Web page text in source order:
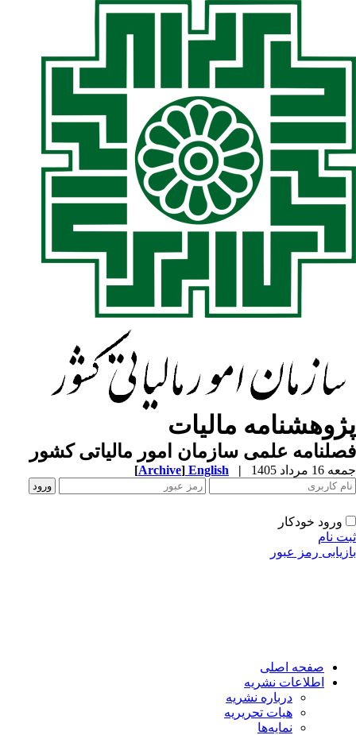
مالیات
علمی سازمان امور مالیاتی کشور
مرداد 1405 |
English
[Archive]
ورود خودکار
نام
رمز عبور
صفحه اصلی
اطلاعات نشریه
درباره نشریه
هیات تحریریه
نمایه‌ها